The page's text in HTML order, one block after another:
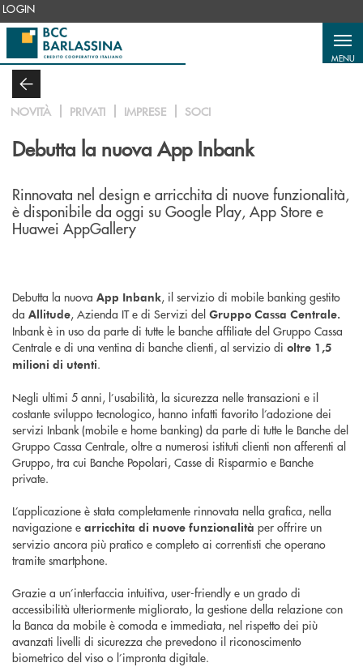
Salta al contenuto principale
LOGIN
MENU
NOVITÀ PRIVATI IMPRESE SOCI
Debutta la nuova App Inbank
Rinnovata nel design e arricchita di nuove funzionalità,
è disponibile da oggi su Google Play, App Store e
Huawei AppGallery
Debutta la nuova App Inbank, il servizio di mobile banking gestito
da Allitude, Azienda IT e di Servizi del Gruppo Cassa Centrale.
Inbank è in uso da parte di tutte le banche affiliate del Gruppo Cassa
Centrale e di una ventina di banche clienti, al servizio di oltre 1,5
milioni di utenti.
Negli ultimi 5 anni, l’usabilità, la sicurezza nelle transazioni e il
costante sviluppo tecnologico, hanno infatti favorito l’adozione dei
servizi Inbank (mobile e home banking) da parte di tutte le Banche del
Gruppo Cassa Centrale, oltre a numerosi istituti clienti non afferenti al
Gruppo, tra cui Banche Popolari, Casse di Risparmio e Banche
private.
L’applicazione è stata completamente rinnovata nella grafica, nella
navigazione e arricchita di nuove funzionalità per offrire un
servizio ancora più pratico e completo ai correntisti che operano
tramite smartphone.
Grazie a un’interfaccia intuitiva, user-friendly e un grado di
accessibilità ulteriormente migliorato, la gestione della relazione con
la Banca da mobile è comoda e immediata, nel rispetto dei più
avanzati livelli di sicurezza che prevedono il riconoscimento
biometrico del viso o l’impronta digitale.